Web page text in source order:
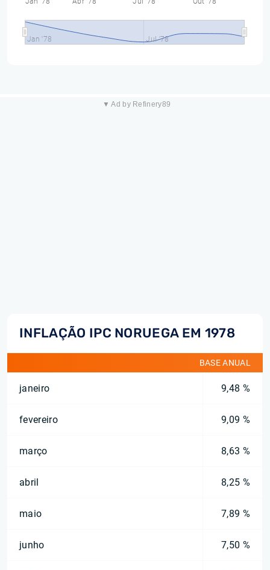
Jan '78 Jul '78
▼ Ad by Refinery89
INFLAÇÃO IPC NORUEGA EM 1978
BASE ANUAL
janeiro 9,48 %
fevereiro 9,09 %
março 8,63 %
abril 8,25 %
maio 7,89 %
junho 7,50 %